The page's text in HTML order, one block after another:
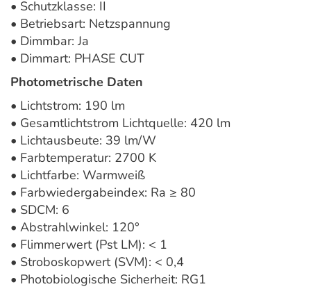
• Schutzklasse: II
• Betriebsart: Netzspannung
• Dimmbar: Ja
• Dimmart: PHASE CUT
Photometrische Daten
• Lichtstrom: 190 lm
• Gesamtlichtstrom Lichtquelle: 420 lm
• Lichtausbeute: 39 lm/W
• Farbtemperatur: 2700 K
• Lichtfarbe: Warmweiß
• Farbwiedergabeindex: Ra ≥ 80
• SDCM: 6
• Abstrahlwinkel: 120°
• Flimmerwert (Pst LM): < 1
• Stroboskopwert (SVM): < 0,4
• Photobiologische Sicherheit: RG1